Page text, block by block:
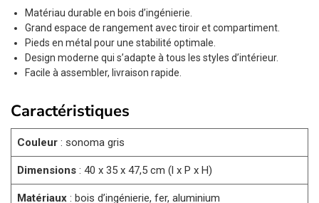
Matériau durable en bois d’ingénierie.
Grand espace de rangement avec tiroir et compartiment.
Pieds en métal pour une stabilité optimale.
Design moderne qui s’adapte à tous les styles d’intérieur.
Facile à assembler, livraison rapide.
Caractéristiques
Couleur : sonoma gris
Dimensions : 40 x 35 x 47,5 cm (l x P x H)
Matériaux : bois d’ingénierie, fer, aluminium